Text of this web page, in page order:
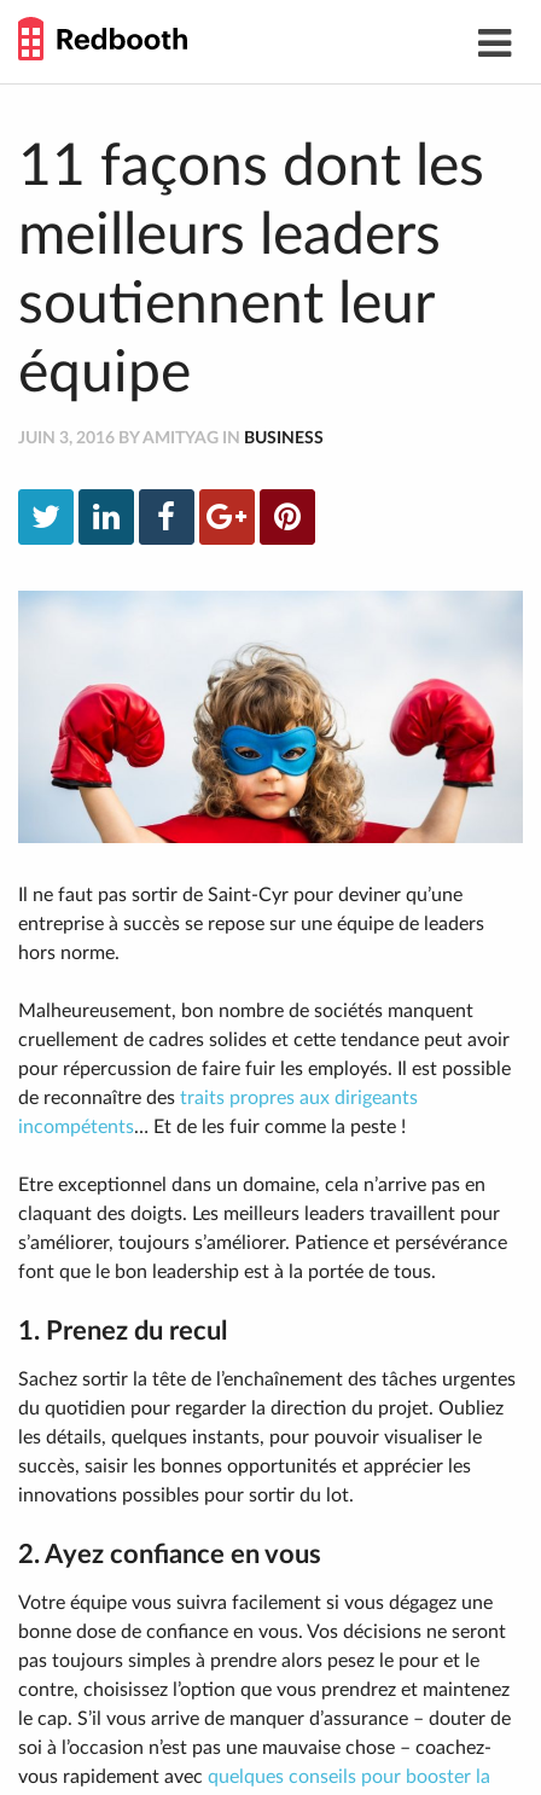
Toggle
GUIDE
11 façons dont les
meilleurs leaders
soutiennent leur
équipe
JUIN 3, 2016 BY AMITYAG IN BUSINESS
Il ne faut pas sortir de Saint-Cyr pour deviner qu’une
entreprise à succès se repose sur une équipe de leaders
hors norme.
Malheureusement, bon nombre de sociétés manquent
cruellement de cadres solides et cette tendance peut avoir
pour répercussion de faire fuir les employés. Il est possible
de reconnaître des traits propres aux dirigeants
incompétents… Et de les fuir comme la peste !
Etre exceptionnel dans un domaine, cela n’arrive pas en
claquant des doigts. Les meilleurs leaders travaillent pour
s’améliorer, toujours s’améliorer. Patience et persévérance
font que le bon leadership est à la portée de tous.
1. Prenez du recul
Sachez sortir la tête de l’enchaînement des tâches urgentes
du quotidien pour regarder la direction du projet. Oubliez
les détails, quelques instants, pour pouvoir visualiser le
succès, saisir les bonnes opportunités et apprécier les
innovations possibles pour sortir du lot.
2. Ayez confiance en vous
Votre équipe vous suivra facilement si vous dégagez une
bonne dose de confiance en vous. Vos décisions ne seront
pas toujours simples à prendre alors pesez le pour et le
contre, choisissez l’option que vous prendrez et maintenez
le cap. S’il vous arrive de manquer d’assurance – douter de
soi à l’occasion n’est pas une mauvaise chose – coachez-
vous rapidement avec quelques conseils pour booster la